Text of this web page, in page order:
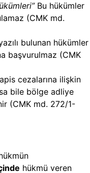
Bu hükümler
(CMK md.
bulunan hükümler
başvurulmaz (CMK
cezalarına ilişkin
bile bölge adliye
(CMK md. 272/1-
hükmü veren